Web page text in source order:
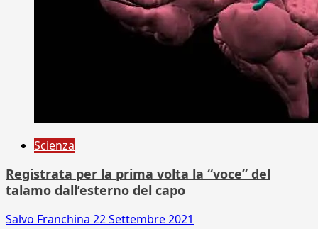
Scienza
Registrata per la prima volta la “voce” del
talamo dall’esterno del capo
Salvo Franchina 22 Settembre 2021